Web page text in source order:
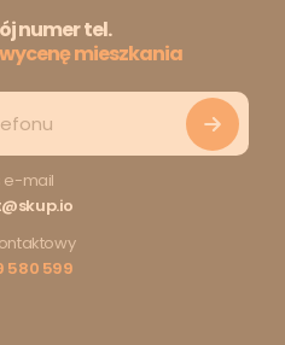
numer tel.
mieszkania
e-mail
580 599